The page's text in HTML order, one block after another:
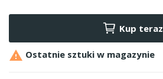
Kup teraz
 Ostatnie sztuki w magazynie